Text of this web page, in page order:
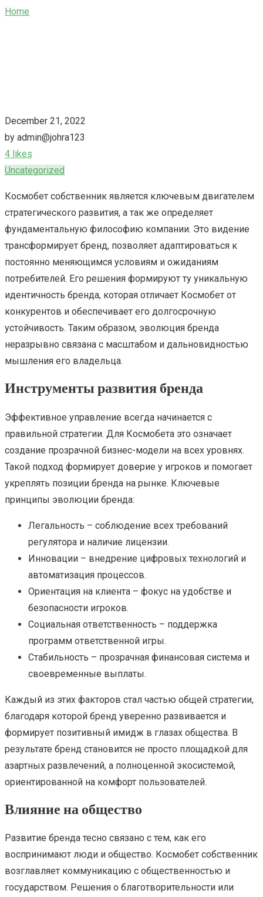
Home
December 21, 2022
by admin@johra123
4 likes
Uncategorized
Космобет собственник является ключевым двигателем
стратегического развития, а так же определяет
фундаментальную философию компании. Это видение
трансформирует бренд, позволяет адаптироваться к
постоянно меняющимся условиям и ожиданиям
потребителей. Его решения формируют ту уникальную
идентичность бренда, которая отличает Космобет от
конкурентов и обеспечивает его долгосрочную
устойчивость. Таким образом, эволюция бренда
неразрывно связана с масштабом и дальновидностью
мышления его владельца.
Инструменты развития бренда
Эффективное управление всегда начинается с
правильной стратегии. Для Космобета это означает
создание прозрачной бизнес-модели на всех уровнях.
Такой подход формирует доверие у игроков и помогает
укреплять позиции бренда на рынке. Ключевые
принципы эволюции бренда:
Легальность – соблюдение всех требований
регулятора и наличие лицензии.
Инновации – внедрение цифровых технологий и
автоматизация процессов.
Ориентация на клиента – фокус на удобстве и
безопасности игроков.
Социальная ответственность – поддержка
программ ответственной игры.
Стабильность – прозрачная финансовая система и
своевременные выплаты.
Каждый из этих факторов стал частью общей стратегии,
благодаря которой бренд уверенно развивается и
формирует позитивный имидж в глазах общества. В
результате бренд становится не просто площадкой для
азартных развлечений, а полноценной экосистемой,
ориентированной на комфорт пользователей.
Влияние на общество
Развитие бренда тесно связано с тем, как его
воспринимают люди и общество. Космобет собственник
возглавляет коммуникацию с общественностью и
государством. Решения о благотворительности или